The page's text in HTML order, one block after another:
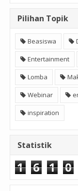
Pilihan Topik
Beasiswa
Entertainment
Lomba
Webinar
inspiration
Statistik
1 6 1 0